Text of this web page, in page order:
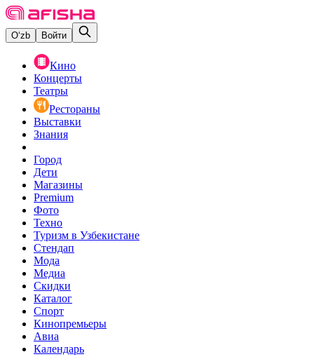
O‘zb Войти
Кино
Концерты
Театры
Рестораны
Выставки
Знания
Город
Дети
Магазины
Premium
Фото
Техно
Туризм в Узбекистане
Стендап
Мода
Медиа
Скидки
Каталог
Спорт
Кинопремьеры
Авиа
Календарь